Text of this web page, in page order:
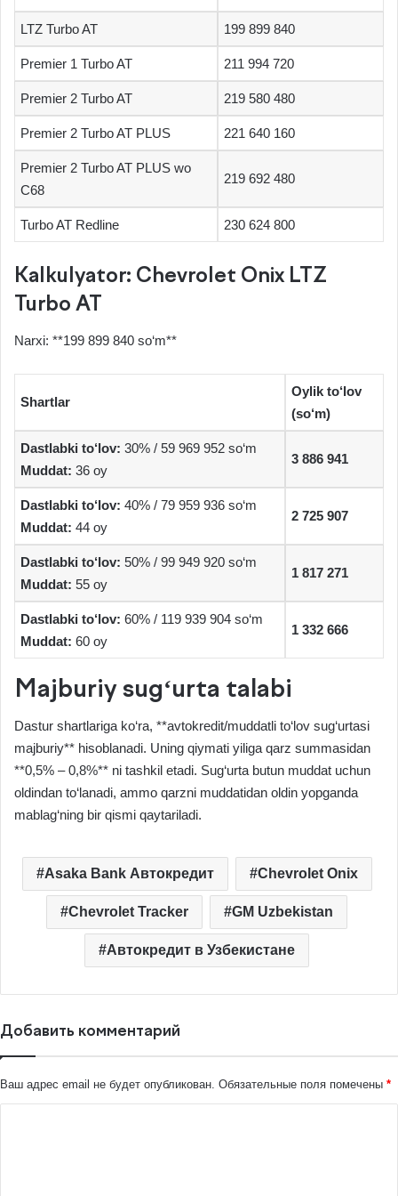
LTZ Turbo AT 199 899 840
Premier 1 Turbo AT 211 994 720
Premier 2 Turbo AT 219 580 480
Premier 2 Turbo AT PLUS 221 640 160
Premier 2 Turbo AT PLUS wo
C68
219 692 480
Turbo AT Redline 230 624 800
Kalkulyator: Chevrolet Onix LTZ
Turbo AT
Narxi: **199 899 840 so‘m**
Shartlar
Oylik to‘lov
(so‘m)
Dastlabki to‘lov: 30% / 59 969 952 so‘m
Muddat: 36 oy
3 886 941
Dastlabki to‘lov: 40% / 79 959 936 so‘m
Muddat: 44 oy
2 725 907
Dastlabki to‘lov: 50% / 99 949 920 so‘m
Muddat: 55 oy
1 817 271
Dastlabki to‘lov: 60% / 119 939 904 so‘m
Muddat: 60 oy
1 332 666
Majburiy sug‘urta talabi
Dastur shartlariga ko‘ra, **avtokredit/muddatli to‘lov sug‘urtasi
majburiy** hisoblanadi. Uning qiymati yiliga qarz summasidan
**0,5% – 0,8%** ni tashkil etadi. Sug‘urta butun muddat uchun
oldindan to‘lanadi, ammo qarzni muddatidan oldin yopganda
mablag‘ning bir qismi qaytariladi.
Asaka Bank Автокредит Chevrolet Onix
Chevrolet Tracker GM Uzbekistan
Автокредит в Узбекистане
Добавить комментарий
Ваш адрес email не будет опубликован. Обязательные поля помечены *